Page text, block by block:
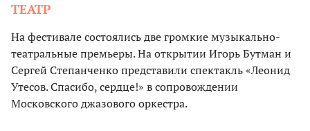
ТЕАТР
На фестивале состоялись две громкие музыкально-
театральные премьеры. На открытии Игорь Бутман и
Сергей Степанченко представили спектакль «Леонид
Утесов. Спасибо, сердце!» в сопровождении
Московского джазового оркестра.